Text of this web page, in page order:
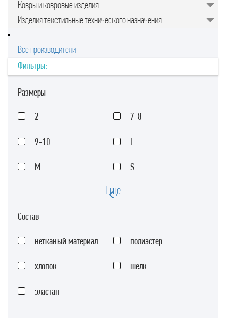
Ковры и ковровые изделия
Изделия текстильные технического назначения
Все производители
Фильтры:
Размеры
2 7-8
9-10 L
M S
11-12
14-16 16-18
18-20 20-22
22-24
Еще
Состав
нетканый материал полиэстер
хлопок шелк
эластан